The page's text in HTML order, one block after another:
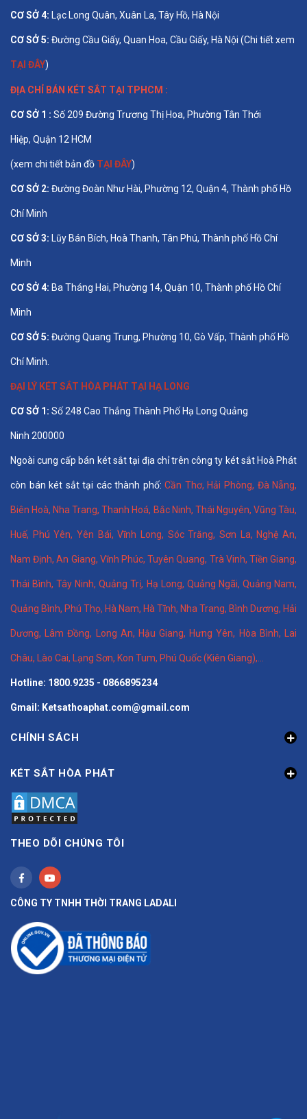
CƠ SỞ 4: Lạc Long Quân, Xuân La, Tây Hồ, Hà Nội
CƠ SỞ 5: Đường Cầu Giấy, Quan Hoa, Cầu Giấy, Hà Nội (Chi tiết xem
TẠI ĐÂY)
ĐỊA CHỈ BÁN KÉT SẮT TẠI TPHCM :
CƠ SỞ 1 : Số 209 Đường Trương Thị Hoa, Phường Tân Thới
Hiệp, Quận 12 HCM
(xem chi tiết bản đồ TẠI ĐÂY)
CƠ SỞ 2: Đường Đoàn Như Hài, Phường 12, Quận 4, Thành phố Hồ
Chí Minh
CƠ SỞ 3: Lũy Bán Bích, Hoà Thanh, Tân Phú, Thành phố Hồ Chí
Minh
CƠ SỞ 4: Ba Tháng Hai, Phường 14, Quận 10, Thành phố Hồ Chí
Minh
CƠ SỞ 5: Đường Quang Trung, Phường 10, Gò Vấp, Thành phố Hồ
Chí Minh.
ĐẠI LÝ KÉT SẮT HÒA PHÁT TẠI HẠ LONG
CƠ SỞ 1: Số 248 Cao Thắng Thành Phố Hạ Long Quảng
Ninh 200000
Ngoài cung cấp bán két sắt tại địa chỉ trên công ty két sắt Hoà Phát
còn bán két sắt tại các thành phố:Cần Thơ, Hải Phòng, Đà Nẵng,
Biên Hoà, Nha Trang,Thanh Hoá, Bắc Ninh, Thái Nguyên, Vũng Tàu,
Huế, Phú Yên,Yên Bái,Vĩnh Long, Sóc Trăng,Sơn La, Nghệ An,
Nam Định,An Giang, Vĩnh Phúc,Tuyên Quang, Trà Vinh, Tiền Giang,
Thái Bình,Tây Ninh,Quảng Trị, Hạ Long, Quảng Ngãi, Quảng Nam,
Quảng Bình, Phú Thọ, Hà Nam, Hà Tĩnh, Nha Trang, Bình Dương, Hải
Dương, Lâm Đồng, Long An, Hậu Giang, Hưng Yên, Hòa Bình, Lai
Châu, Lào Cai, Lạng Sơn, Kon Tum, Phú Quốc (Kiên Giang),...
Hotline: 1800.9235 - 0866895234
Gmail: Ketsathoaphat.com@gmail.com
CHÍNH SÁCH
KÉT SẮT HÒA PHÁT
THEO DÕI CHÚNG TÔI
CÔNG TY TNHH THỜI TRANG LADALI